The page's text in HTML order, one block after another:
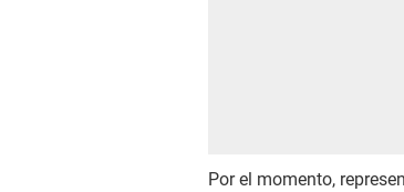
Por el momento,